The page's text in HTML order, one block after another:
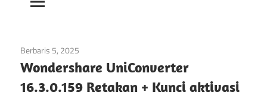
Berbaris 5, 2025
Wondershare UniConverter
16.3.0.159 Retakan + Kunci aktivasi